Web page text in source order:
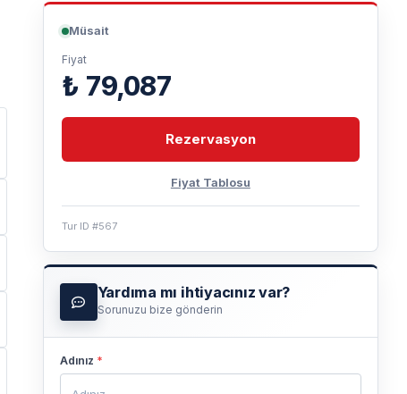
Müsait
Fiyat
₺ 79,087
Rezervasyon
Fiyat Tablosu
Tur ID #567
Yardıma mı ihtiyacınız var?
Sorunuzu bize gönderin
Adınız *